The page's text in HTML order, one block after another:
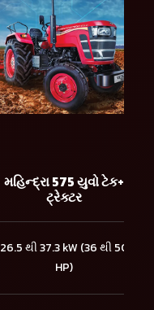
મહિન્દ્રા 575 યુવો ટેક+
ટ્રેક્ટર
26.5 થી 37.3 kW (36 થી 50
HP)